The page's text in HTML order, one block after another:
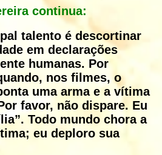
continua:
talento é descortinar
em declarações
humanas. Por
nos filmes, o
uma arma e a vítima
favor, não dispare. Eu
Todo mundo chora a
eu deploro sua